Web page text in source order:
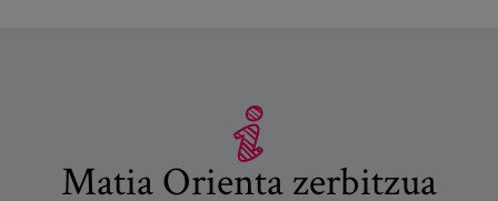
Matia Orienta zerbitzua